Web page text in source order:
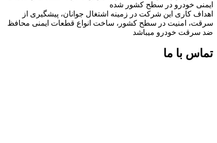
ایمنی خودرو در سطح کشور شده
اهداف کاری این شرکت در زمینه اشتغال جوانان، پیشگیری از
سرقت، امنیت در سطح کشور، ساخت انواع قطعات ایمنی محافظ
ضد سرقت خودرو میباشد
تماس با ما